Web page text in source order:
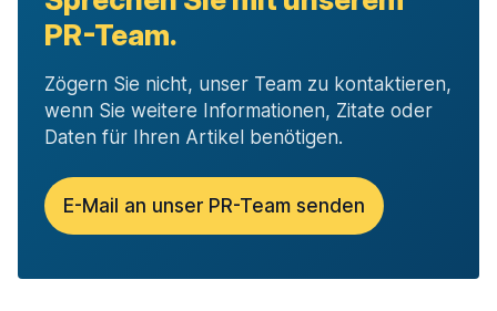
PR-Team.
Zögern Sie nicht, unser Team zu kontaktieren,
wenn Sie weitere Informationen, Zitate oder
Daten für Ihren Artikel benötigen.
E-Mail an unser PR-Team senden